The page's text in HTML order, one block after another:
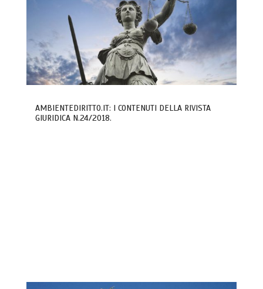
AMBIENTEDIRITTO.IT: I CONTENUTI DELLA RIVISTA
GIURIDICA N.24/2018.